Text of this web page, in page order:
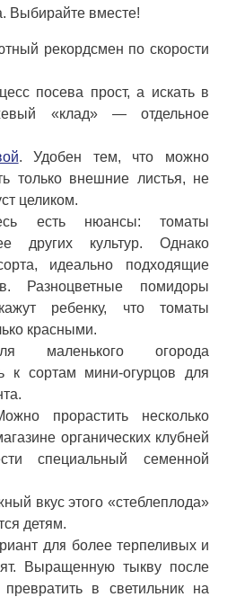
Выбирайте вместе!
рекордсмен по скорости
посева прост, а искать в
«клад» — отдельное
. Удобен тем, что можно
только внешние листья, не
целиком.
есть нюансы: томаты
других культур. Однако
идеально подходящие
Разноцветные помидоры
ребенку, что томаты
красными.
маленького огорода
к сортам мини-огурцов для
прорастить несколько
органических клубней
специальный семенной
вкус этого «стеблеплода»
детям.
для более терпеливых и
Выращенную тыкву после
в светильник на